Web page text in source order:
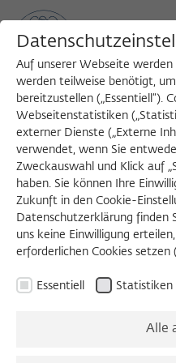
MENU
DISKUSSION
Montag,
19:00 – 21:00 Uhr
Auf unserer Webseite
werden teilweise benötigt,
bereitzustellen („Essentiell“).
Webseitenstatistiken
externer Dienste („Externe
verwendet, wenn Sie
Zweckauswahl und Klick auf
haben. Sie können Ihre
Zukunft in den Cookie-
Datenschutzerklärung finden
uns keine Einwilligung
erforderlichen Cookies setzen
Essentiell Statistiken
Alle